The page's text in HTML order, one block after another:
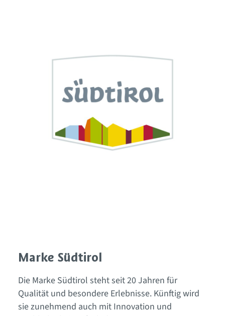
Marke Südtirol
Die Marke Südtirol steht seit 20 Jahren für
Qualität und besondere Erlebnisse. Künftig wird
sie zunehmend auch mit Innovation und